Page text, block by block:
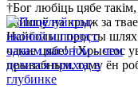
†Бог любіць цябе
пайшоў на крыж за
Найбольш просты шлях
чакае цябе! †Хрыстос
прывабным, таму ён